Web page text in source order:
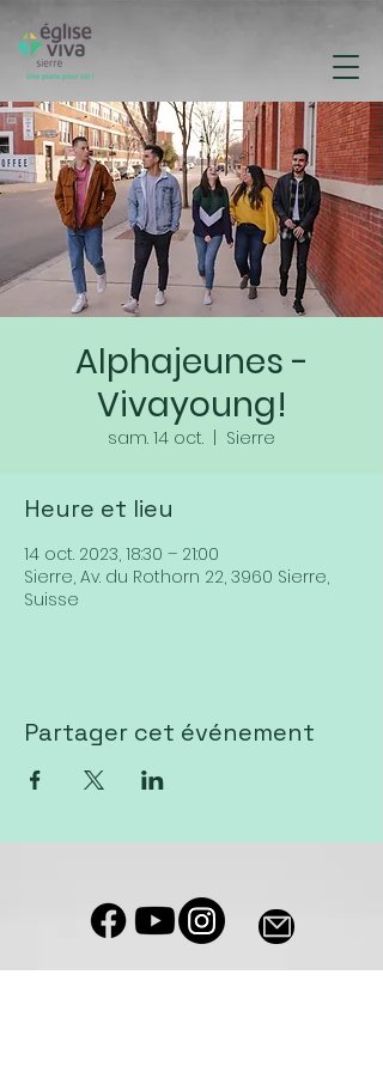
Alphajeunes -
Vivayoung!
sam. 14 oct. Sierre
Heure et lieu
14 oct. 2023, 18:30 – 21:00
Sierre, Av. du Rothorn 22, 3960 Sierre,
Suisse
Partager cet événement